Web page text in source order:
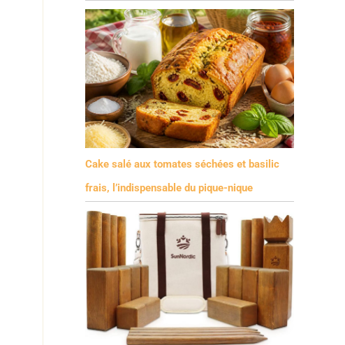
Cake salé aux tomates séchées et basilic
frais, l’indispensable du pique-nique